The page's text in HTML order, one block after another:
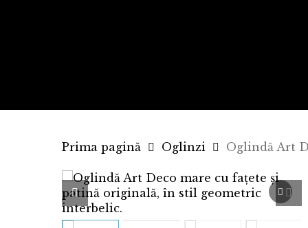
Prima pagină Oglinzi Oglindă Art